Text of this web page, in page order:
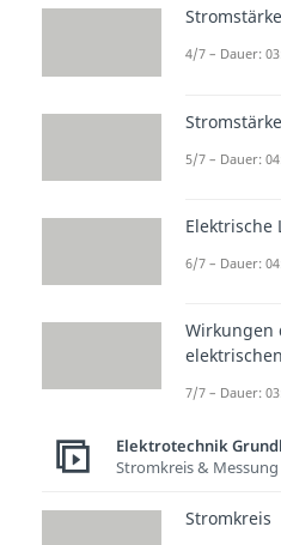
erfährst
Video
Wichtigste
NPN
erklärt
Du kannst
Stromstärke
4/7 – Dauer:
5/7 – Dauer:
Elektrische
6/7 – Dauer:
Wirkungen
7/7 – Dauer:
Elektrotechnik
Stromkreis & Messung
Stromkreis